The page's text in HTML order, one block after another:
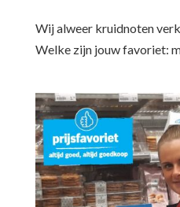
Wij alweer kruidnoten
Welke zijn jouw favoriet: